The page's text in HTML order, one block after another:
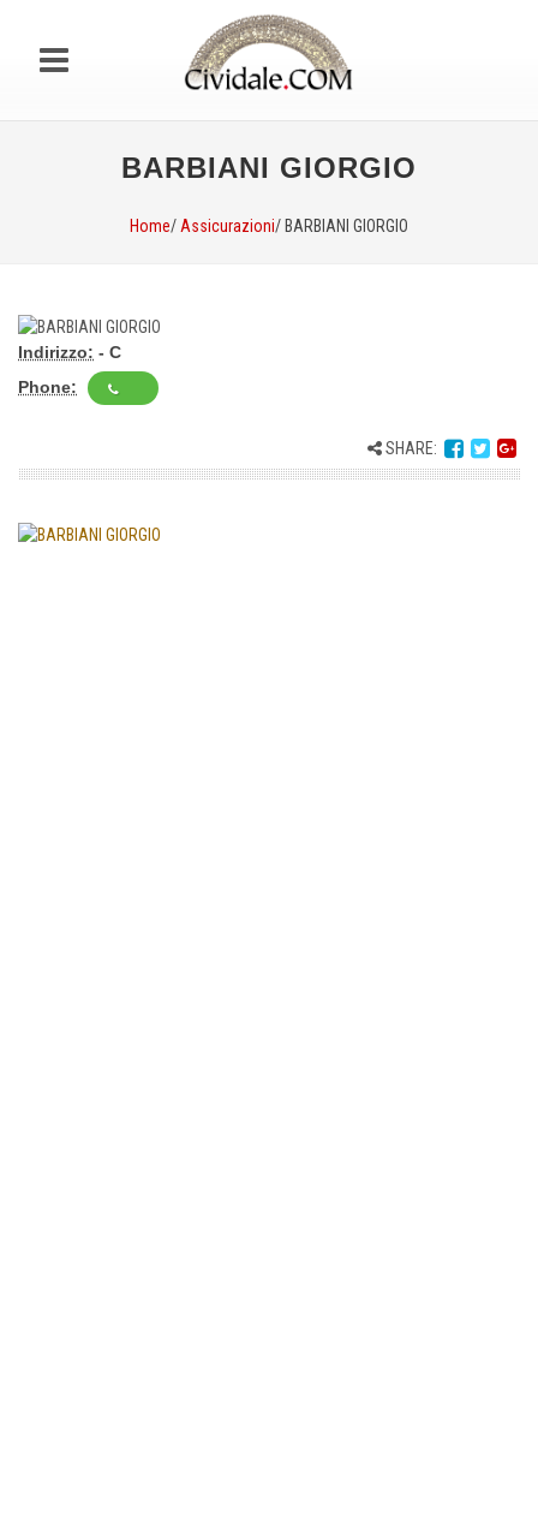
BARBIANI GIORGIO
Home/ Assicurazioni/ BARBIANI GIORGIO
Indirizzo: - C
Phone:
SHARE: